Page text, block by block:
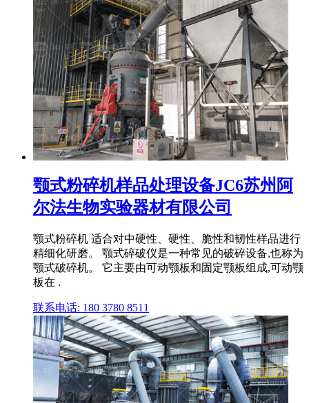
颚式粉碎机样品处理设备JC6苏州阿
尔法生物实验器材有限公司
颚式粉碎机 适合对中硬性、硬性、脆性和韧性样品进行
精细化研磨。 颚式碎破仪是一种常见的破碎设备,也称为
颚式破碎机。 它主要由可动颚板和固定颚板组成,可动颚
板在 .
联系电话: 180 3780 8511